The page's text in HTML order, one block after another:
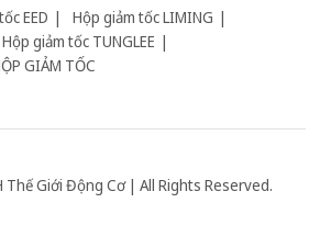
EED
Hộp giảm tốc LIMING
Hộp giảm tốc TUNGLEE
GIẢM TỐC
Giới Động Cơ | All Rights Reserved.